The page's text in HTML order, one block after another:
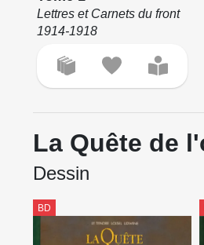
Lettres et Carnets du front
1914-1918
La Quête de
Dessin
BD